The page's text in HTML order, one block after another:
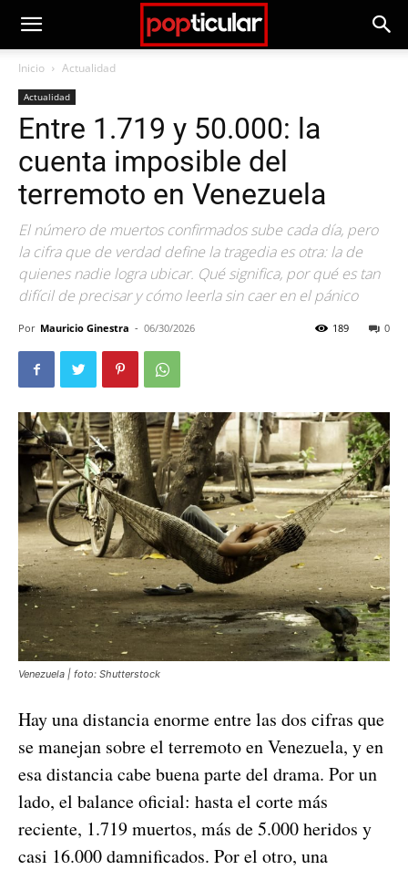
Inicio Actualidad
Actualidad
Entre 1.719 y 50.000: la
cuenta imposible del
terremoto en Venezuela
El número de muertos confirmados sube cada día, pero
la cifra que de verdad define la tragedia es otra: la de
quienes nadie logra ubicar. Qué significa, por qué es tan
difícil de precisar y cómo leerla sin caer en el pánico
Por Mauricio Ginestra - 06/30/2026 0
189
Venezuela | foto: Shutterstock
Hay una distancia enorme entre las dos cifras que
se manejan sobre el terremoto en Venezuela, y en
esa distancia cabe buena parte del drama. Por un
lado, el balance oficial: hasta el corte más
reciente, 1.719 muertos, más de 5.000 heridos y
casi 16.000 damnificados. Por el otro, una